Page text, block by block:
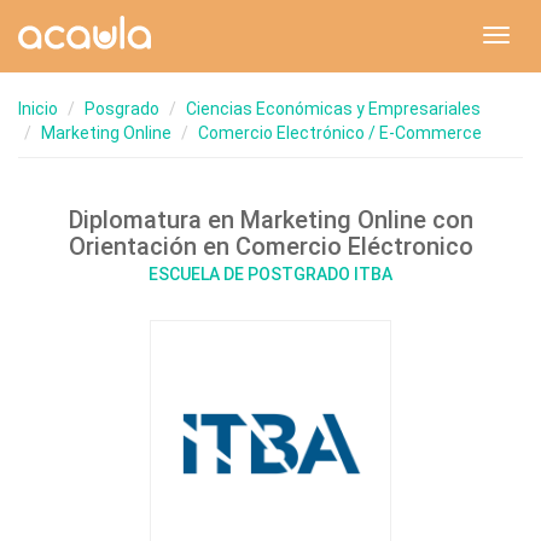
Inicio Posgrado
Ciencias Económicas y Empresariales
Marketing Online
Comercio Electrónico / E-Commerce
Diplomatura en Marketing Online con
Orientación en Comercio Eléctronico
ESCUELA DE POSTGRADO ITBA